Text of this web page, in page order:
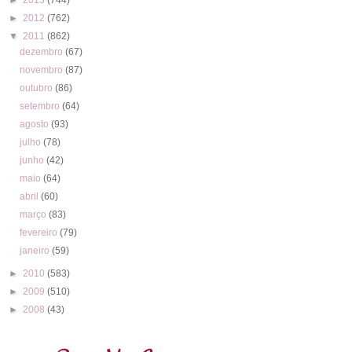
► 2012 (762)
▼ 2011 (862)
dezembro(67)
novembro(87)
outubro(86)
setembro(64)
agosto(93)
julho(78)
junho(42)
maio(64)
abril(60)
março(83)
fevereiro(79)
janeiro(59)
► 2010 (583)
► 2009 (510)
► 2008 (43)